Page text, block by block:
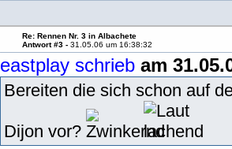
Re: Rennen Nr. 3 in Albachete
Antwort #3 -31.05.06 um 16:38:32
eastplay schrieb am
Bereiten die sich schon auf
Dijon vor?